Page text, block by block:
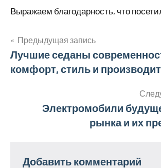
Выражаем благодарность, что
Навигация
по
Предыдущая запись
Лучшие седаны
комфорт, стиль и
Электромобили
рынка и их
Добавить комментарий